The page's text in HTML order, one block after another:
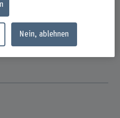
Nein, ablehnen